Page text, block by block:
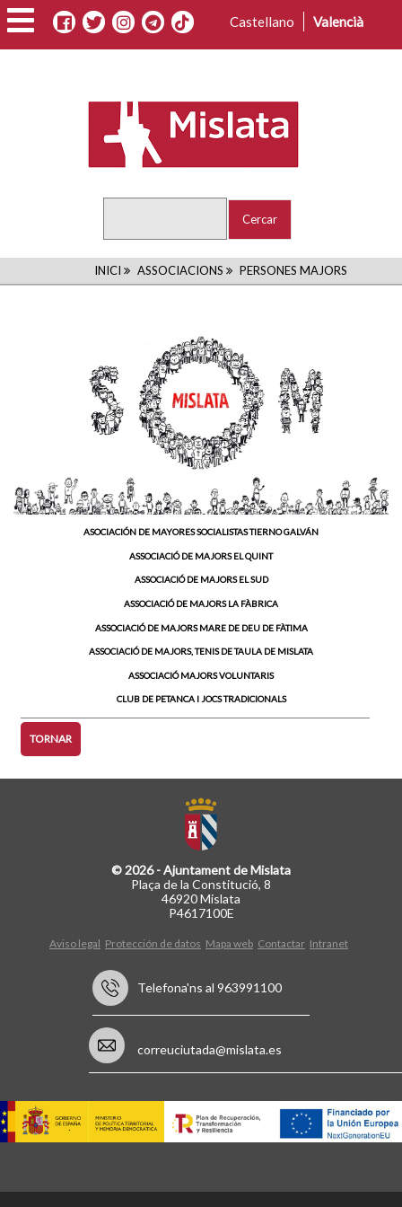
Vés
al
contingut
Castellano Valencià
FIL
INICI ASSOCIACIONS PERSONES MAJORS
ASOCIACIÓN DE MAYORES SOCIALISTAS TIERNO GALVÁN
ASSOCIACIÓ DE MAJORS EL QUINT
ASSOCIACIÓ DE MAJORS EL SUD
ASSOCIACIÓ DE MAJORS LA FÀBRICA
ASSOCIACIÓ DE MAJORS MARE DE DEU DE FÀTIMA
ASSOCIACIÓ DE MAJORS, TENIS DE TAULA DE MISLATA
ASSOCIACIÓ MAJORS VOLUNTARIS
CLUB DE PETANCA I JOCS TRADICIONALS
TORNAR
© 2026 - Ajuntament de Mislata
Plaça de la Constitució, 8
46920 Mislata
P4617100E
Aviso legal Protección de datos Mapa web Contactar Intranet
Telefona'ns al 963991100
correuciutada@mislata.es